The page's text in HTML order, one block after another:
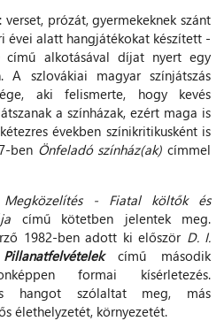
prózát, gyermekeknek szánt
évei alatt hangjátékokat készített -
című alkotásával díjat nyert egy
A szlovákiai magyar színjátszás
aki felismerte, hogy kevés
a színházak, ezért maga is
években színikritikusként is
ben Önfeladó színház(ak) címmel
Megközelítés - Fiatal költők és
című kötetben jelentek meg.
1982-ben adott ki először D. I.
Pillanatfelvételekcímű második
formai kísérletezés.
hangot szólaltat meg, más
élethelyzetét, környezetét.